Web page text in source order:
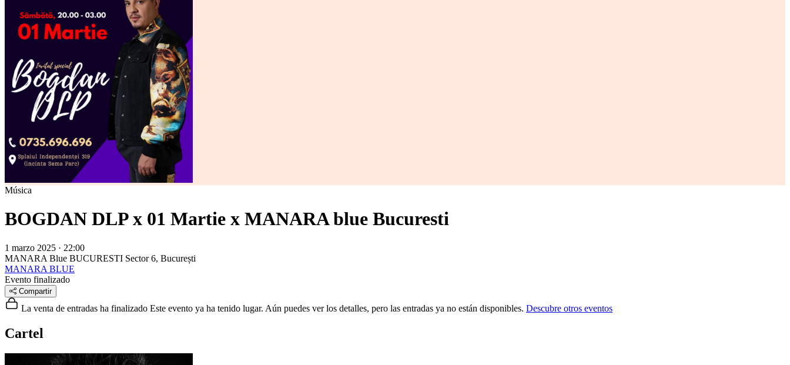
Música
BOGDAN DLP x 01 Martie x MANARA blue Bucuresti
1 marzo 2025 · 22:00
MANARA Blue BUCURESTI Sector 6, București
MANARA BLUE
Evento finalizado
Compartir
La venta de entradas ha finalizado Este evento ya ha tenido lugar. Aún puedes ver los detalles, pero las entradas ya no están disponibles. Descubre otros eventos
Cartel